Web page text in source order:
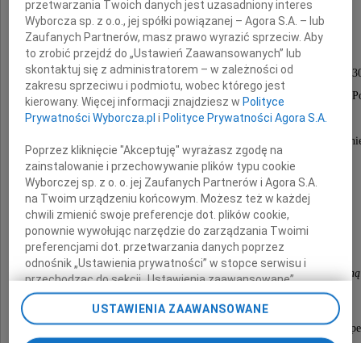
Pożegnanie Zmarłego rozpocznie się
w sobotę 24 września 2011 roku o godzinie
w kościele pw. Świętych Pierwszych Męczenników
ulica Obrońców Westerplatte 37.
Msza święta pogrzebowa odprawiona zostanie o
po czym nastąpi odprowadzenie Zmarłego
do grobu na cmentarz komunalny.
Pogrążeni w głębokim smutku
żona, synowie z rodzinami, mama, brat z rodziną
Autokar zostanie podstawiony przy kościele (powrót
przetwarzania Twoich danych jest uzasadniony interes
Wyborcza sp. z o.o., jej spółki powiązanej – Agora S.A. – lub
Zaufanych Partnerów, masz prawo wyrazić sprzeciw. Aby
to zrobić przejdź do „Ustawień Zaawansowanych” lub
skontaktuj się z administratorem – w zależności od
zakresu sprzeciwu i podmiotu, wobec którego jest
kierowany. Więcej informacji znajdziesz w Polityce
Prywatności Wyborcza.pl i Polityce Prywatności Agora S.A.
Poprzez kliknięcie "Akceptuję" wyrażasz zgodę na
zainstalowanie i przechowywanie plików typu cookie
Wyborczej sp. z o. o. jej Zaufanych Partnerów i Agora S.A.
na Twoim urządzeniu końcowym. Możesz też w każdej
chwili zmienić swoje preferencje dot. plików cookie,
ponownie wywołując narzędzie do zarządzania Twoimi
preferencjami dot. przetwarzania danych poprzez
odnośnik „Ustawienia prywatności” w stopce serwisu i
przechodząc do sekcji „Ustawienia zaawansowane”.
Zmiana ustawień plików cookie możliwa jest także za
pomocą ustawień przeglądarki.
USTAWIENIA ZAAWANSOWANE